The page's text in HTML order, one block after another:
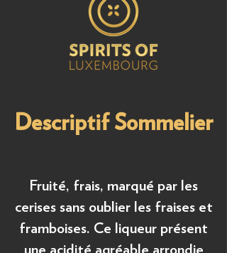
Descriptif Sommelier
Fruité, frais, marqué par les
cerises sans oublier les fraises et
framboises. Ce liqueur présent
une acidité agréable arrondie